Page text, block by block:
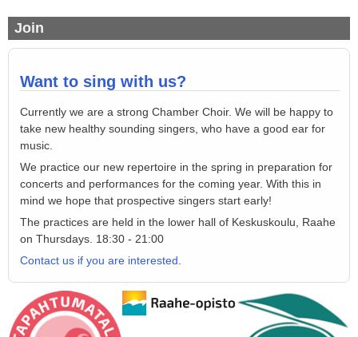
Join
Want to sing with us?
Currently we are a strong Chamber Choir. We will be happy to
take new healthy sounding singers who have a good ear for
music
We practice our new repertoire in the spring in preparation for
concerts and performances for the coming year. With this in
mind we hope that prospective singers start early!
The practices are held in the lower hall of Keskuskoulu, Raahe
on Thursdays 18:30 - 21:00
Contact us if you are interested